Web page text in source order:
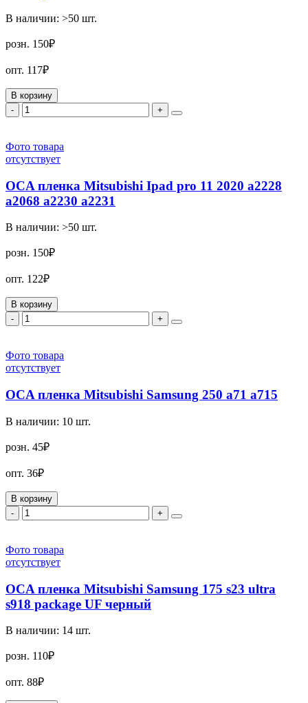
В наличии: >50 шт.
розн. 150₽
опт. 117₽
В корзину
-
+
Фото товара
отсутствует
OCA пленка Mitsubishi Ipad pro 11 2020 a2228
a2068 a2230 a2231
В наличии: >50 шт.
розн. 150₽
опт. 122₽
В корзину
-
+
Фото товара
отсутствует
OCA пленка Mitsubishi Samsung 250 a71 a715
В наличии: 10 шт.
розн. 45₽
опт. 36₽
В корзину
-
+
Фото товара
отсутствует
OCA пленка Mitsubishi Samsung 175 s23 ultra
s918 package UF черный
В наличии: 14 шт.
розн. 110₽
опт. 88₽